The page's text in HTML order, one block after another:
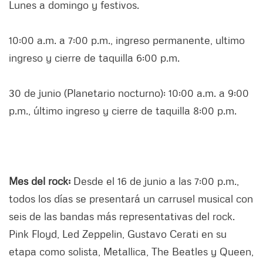
Lunes a domingo y festivos.
10:00 a.m. a 7:00 p.m., ingreso permanente, ultimo
ingreso y cierre de taquilla 6:00 p.m.
30 de junio (Planetario nocturno): 10:00 a.m. a 9:00
p.m., último ingreso y cierre de taquilla 8:00 p.m.
Mes del rock: Desde el 16 de junio a las 7:00 p.m.,
todos los días se presentará un carrusel musical con
seis de las bandas más representativas del rock.
Pink Floyd, Led Zeppelin, Gustavo Cerati en su
etapa como solista, Metallica, The Beatles y Queen,